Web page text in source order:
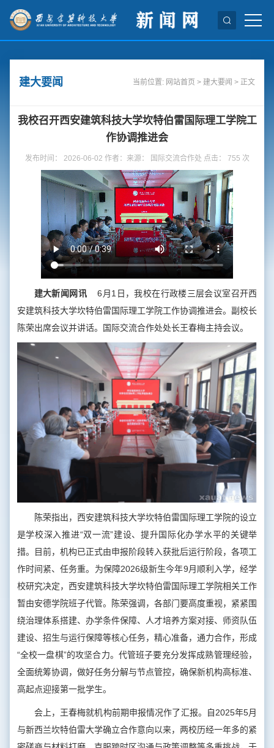
建大要闻 当前位置: 网站首页 > 建大要闻 > 正文
我校召开西安建筑科技大学坎特伯雷国际理工学院工
作协调推进会
发布时间： 2026-06-02 作者：来源： 国际交流合作处 点击： 755 次
建大新闻网讯6月1日，我校在行政楼三层会议室召开西
安建筑科技大学坎特伯雷国际理工学院工作协调推进会。副校长
陈荣出席会议并讲话。国际交流合作处处长王春梅主持会议。
陈荣指出，西安建筑科技大学坎特伯雷国际理工学院的设立
是学校深入推进“双一流”建设、提升国际化办学水平的关键举
措。目前，机构已正式由申报阶段转入获批后运行阶段，各项工
作时间紧、任务重。为保障2026级新生今年9月顺利入学，经学
校研究决定，西安建筑科技大学坎特伯雷国际理工学院相关工作
暂由安德学院班子代管。陈荣强调，各部门要高度重视，紧紧围
绕治理体系搭建、办学条件保障、人才培养方案对接、师资队伍
建设、招生与运行保障等核心任务，精心准备，通力合作，形成
“全校一盘棋”的攻坚合力。代管班子要充分发挥成熟管理经验，
全面统筹协调，做好任务分解与节点管控，确保新机构高标准、
高起点迎接第一批学生。
会上，王春梅就机构前期申报情况作了汇报。自2025年5月
与新西兰坎特伯雷大学确立合作意向以来，两校历经一年多的紧